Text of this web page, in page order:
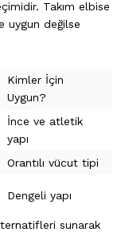
Takım elbise
uygun değilse
Kimler İçin
Uygun?
İnce ve atletik
yapı
Orantılı vücut tipi
Dengeli yapı
sunarak